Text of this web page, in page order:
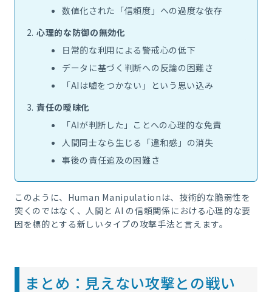
数値化された「信頼度」への過度な依存
心理的な防御の無効化
日常的な利用による警戒心の低下
データに基づく判断への反論の困難さ
「AIは嘘をつかない」という思い込み
責任の曖昧化
「AIが判断した」ことへの心理的な免責
人間同士なら生じる「違和感」の消失
事後の責任追及の困難さ
このように、Human Manipulationは、技術的な脆弱性を
突くのではなく、人間と AI の信頼関係における心理的な要
因を標的とする新しいタイプの攻撃手法と言えます。
まとめ：見えない攻撃との戦い